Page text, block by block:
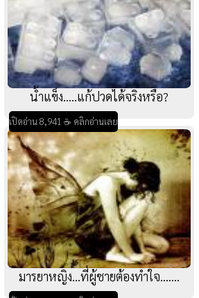
น้ำแข็ง.....แก้ปวดได้จริงหรือ?
เปิดอ่าน 8,941 ☕ คลิกอ่านเลย
มารยาหญิง...ที่ผู้ชายต้องทำใจ.......